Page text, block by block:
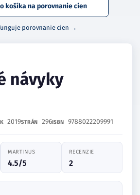
košíka na porovnanie cien
porovnanie cien →
návyky
2019STRÁN 296ISBN 9788022209991
MARTINUS
4.5/5
RECENZIE
2